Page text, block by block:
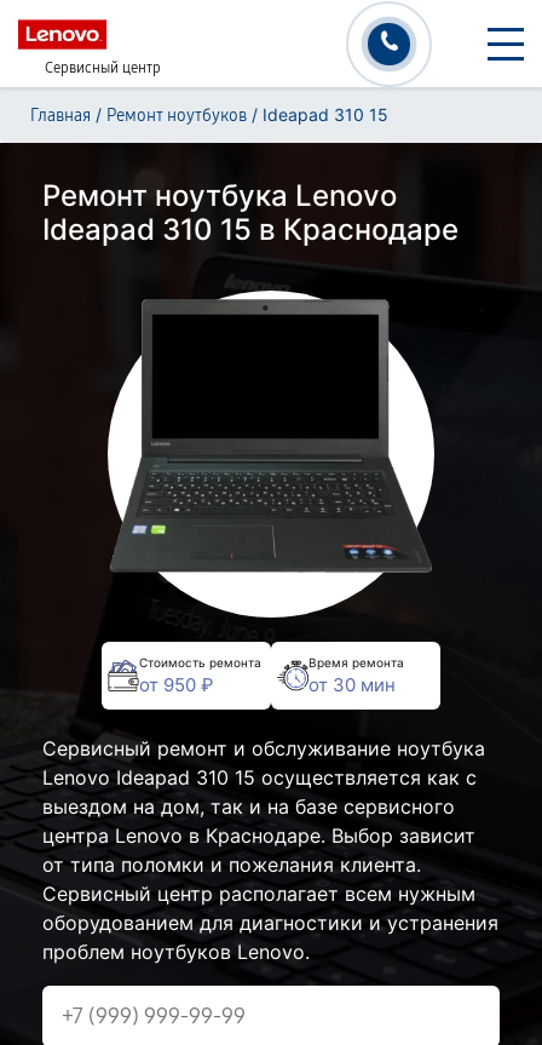
Сервисный центр
Главная / Ремонт ноутбуков / Ideapad 310 15
Ремонт ноутбука Lenovo
Ideapad 310 15 в Краснодаре
Стоимость ремонта
от 950 ₽
Время ремонта
от 30 мин
Сервисный ремонт и обслуживание ноутбука
Lenovo Ideapad 310 15 осуществляется как с
выездом на дом, так и на базе сервисного
центра Lenovo в Краснодаре. Выбор зависит
от типа поломки и пожелания клиента.
Сервисный центр располагает всем нужным
оборудованием для диагностики и устранения
проблем ноутбуков Lenovo.